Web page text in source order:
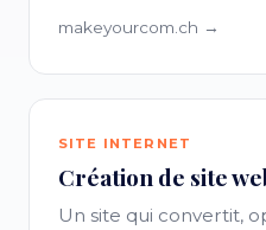
makeyourcom.ch →
SITE INTERNET
Création de site
Un site qui convertit,